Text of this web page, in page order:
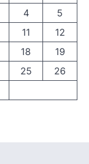
4
5
11
12
18
19
25
26